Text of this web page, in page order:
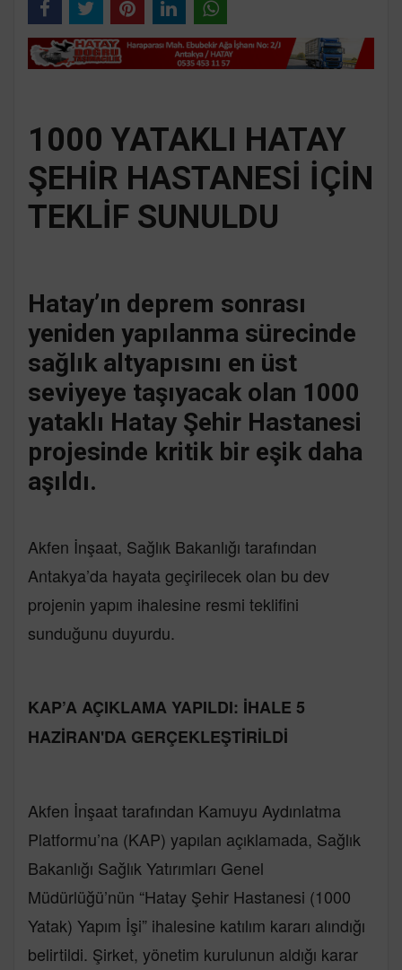
1000 YATAKLI HATAY
ŞEHİR HASTANESİ İÇİN
TEKLİF SUNULDU
Hatay’ın deprem sonrası
yeniden yapılanma sürecinde
sağlık altyapısını en üst
seviyeye taşıyacak olan 1000
yataklı Hatay Şehir Hastanesi
projesinde kritik bir eşik daha
aşıldı.
Akfen İnşaat, Sağlık Bakanlığı tarafından
Antakya’da hayata geçirilecek olan bu dev
projenin yapım ihalesine resmi teklifini
sunduğunu duyurdu.
KAP’A AÇIKLAMA YAPILDI: İHALE 5
HAZİRAN'DA GERÇEKLEŞTİRİLDİ
Akfen İnşaat tarafından Kamuyu Aydınlatma
Platformu’na (KAP) yapılan açıklamada, Sağlık
Bakanlığı Sağlık Yatırımları Genel
Müdürlüğü’nün “Hatay Şehir Hastanesi (1000
Yatak) Yapım İşi” ihalesine katılım kararı alındığı
belirtildi. Şirket, yönetim kurulunun aldığı karar